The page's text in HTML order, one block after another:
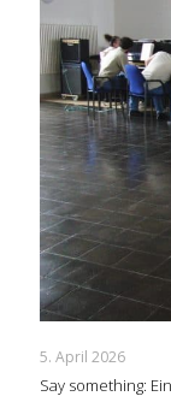
5. April 2026
Say something: